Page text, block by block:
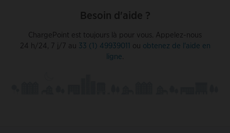
Besoin d'aide ?
ChargePoint est toujours là pour vous. Appelez-nous
24 h/24, 7 j/7 au 33 (1) 49939011 ou obtenez de l'aide en
ligne.